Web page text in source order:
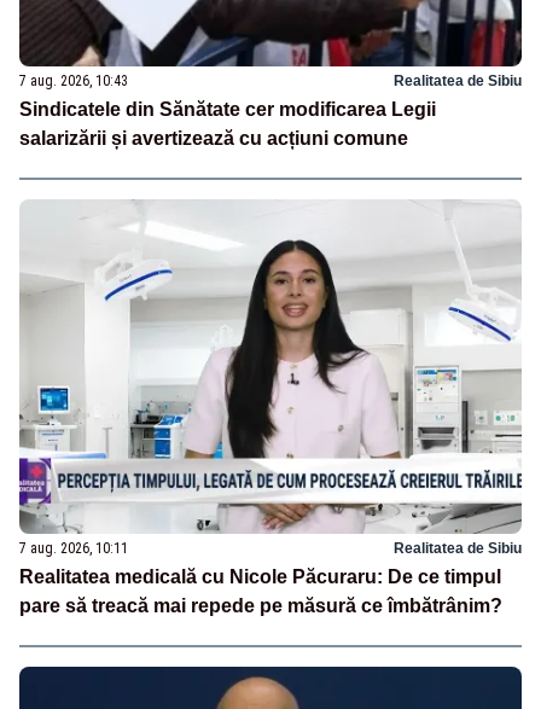
7 aug. 2026, 10:43 Realitatea de Sibiu
Sindicatele din Sănătate cer modificarea Legii
salarizării și avertizează cu acțiuni comune
7 aug. 2026, 10:11 Realitatea de Sibiu
Realitatea medicală cu Nicole Păcuraru: De ce timpul
pare să treacă mai repede pe măsură ce îmbătrânim?